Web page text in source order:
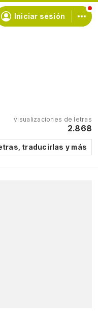
Iniciar sesión
visualizaciones de letras
2.868
traducirlas y más